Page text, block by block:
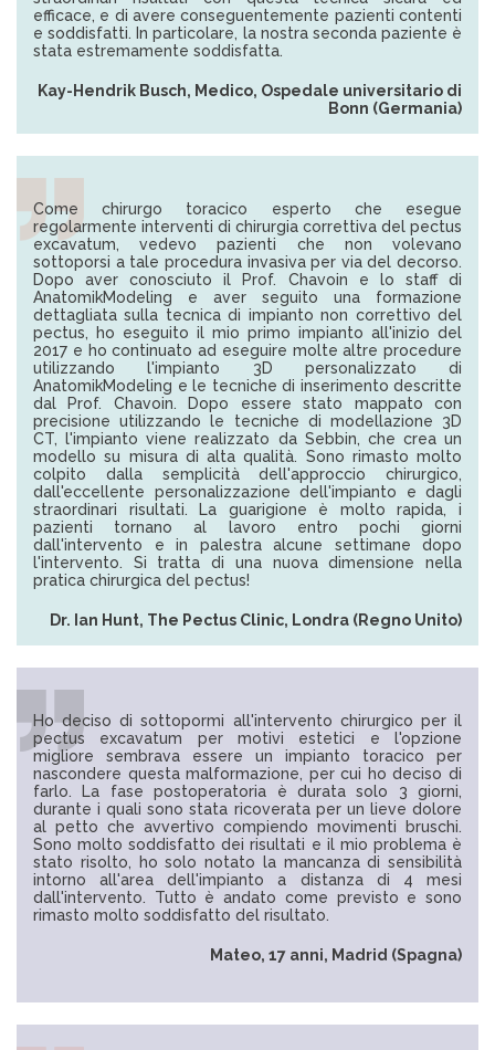
efficace, e di avere conseguentemente pazienti contenti
e soddisfatti. In particolare, la nostra seconda paziente è
stata estremamente soddisfatta.
Kay-Hendrik Busch, Medico, Ospedale universitario di
Bonn (Germania)
Come chirurgo toracico esperto che esegue
regolarmente interventi di chirurgia correttiva del pectus
excavatum, vedevo pazienti che non volevano
sottoporsi a tale procedura invasiva per via del decorso.
Dopo aver conosciuto il Prof. Chavoin e lo staff di
AnatomikModeling e aver seguito una formazione
dettagliata sulla tecnica di impianto non correttivo del
pectus, ho eseguito il mio primo impianto all'inizio del
2017 e ho continuato ad eseguire molte altre procedure
utilizzando l'impianto 3D personalizzato di
AnatomikModeling e le tecniche di inserimento descritte
dal Prof. Chavoin. Dopo essere stato mappato con
precisione utilizzando le tecniche di modellazione 3D
CT, l'impianto viene realizzato da Sebbin, che crea un
modello su misura di alta qualità. Sono rimasto molto
colpito dalla semplicità dell'approccio chirurgico,
dall'eccellente personalizzazione dell'impianto e dagli
straordinari risultati. La guarigione è molto rapida, i
pazienti tornano al lavoro entro pochi giorni
dall'intervento e in palestra alcune settimane dopo
l'intervento. Si tratta di una nuova dimensione nella
pratica chirurgica del pectus!
Dr. Ian Hunt, The Pectus Clinic, Londra (Regno Unito)
Ho deciso di sottopormi all'intervento chirurgico per il
pectus excavatum per motivi estetici e l'opzione
migliore sembrava essere un impianto toracico per
nascondere questa malformazione, per cui ho deciso di
farlo. La fase postoperatoria è durata solo 3 giorni,
durante i quali sono stata ricoverata per un lieve dolore
al petto che avvertivo compiendo movimenti bruschi.
Sono molto soddisfatto dei risultati e il mio problema è
stato risolto, ho solo notato la mancanza di sensibilità
intorno all'area dell'impianto a distanza di 4 mesi
dall'intervento. Tutto è andato come previsto e sono
rimasto molto soddisfatto del risultato.
Mateo, 17 anni, Madrid (Spagna)